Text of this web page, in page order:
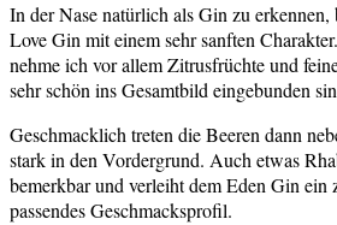
In der Nase natürlich als Gin zu
Love Gin mit einem sehr sanften
nehme ich vor allem Zitrusfrüchte und
sehr schön ins Gesamtbild eingebunden
Geschmacklich treten die Beeren dann
stark in den Vordergrund. Auch etwas
bemerkbar und verleiht dem Eden Gin ein
passendes Geschmacksprofil.